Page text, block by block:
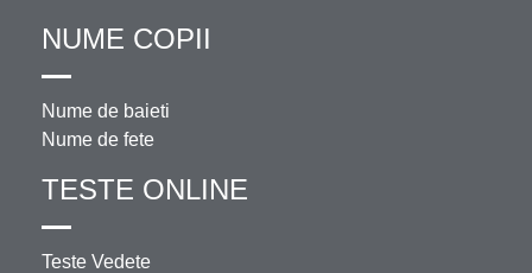
NUME COPII
Nume de baieti
Nume de fete
TESTE ONLINE
Teste Vedete